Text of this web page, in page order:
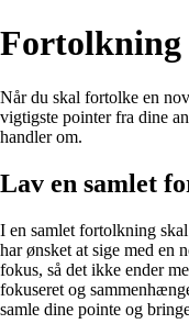
Fortolkning
Når du skal fortolke en
vigtigste pointer fra dine
handler om.
Lav en samlet
I en samlet fortolkning
har ønsket at sige med en
fokus, så det ikke ender
fokuseret og
samle dine pointe og